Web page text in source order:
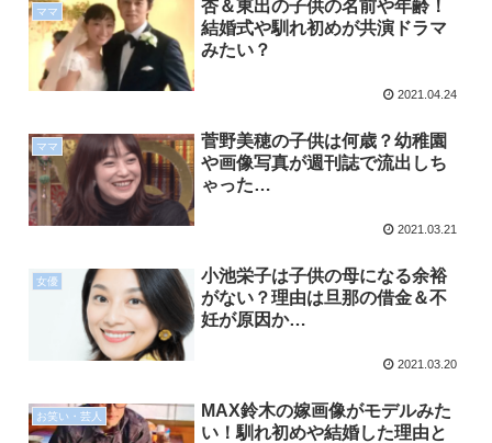
ママ
杏＆東出の子供の名前や年齢！
結婚式や馴れ初めが共演ドラマ
みたい？
2021.04.24
ママ
菅野美穂の子供は何歳？幼稚園
や画像写真が週刊誌で流出しち
ゃった…
2021.03.21
女優
小池栄子は子供の母になる余裕
がない？理由は旦那の借金＆不
妊が原因か…
2021.03.20
お笑い・芸人
MAX鈴木の嫁画像がモデルみた
い！馴れ初めや結婚した理由と